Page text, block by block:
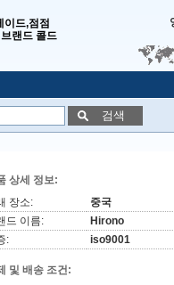
이드,점점
랜드 콜드
검색
상세 정보:
장소:
중국
드 이름:
Hirono
:
iso9001
및 배송 조건: